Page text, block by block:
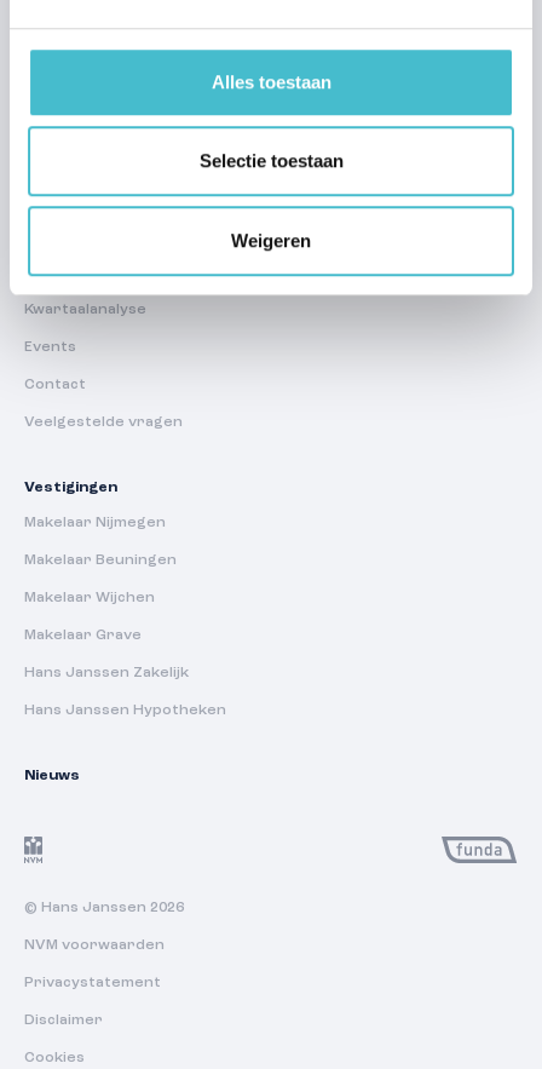
Alles toestaan
Selectie toestaan
Weigeren
Team
Reviews
Word ambassadeur van Hans
Nieuws
Kwartaalanalyse
Events
Contact
Veelgestelde vragen
Vestigingen
Makelaar Nijmegen
Makelaar Beuningen
Makelaar Wijchen
Makelaar Grave
Hans Janssen Zakelijk
Hans Janssen Hypotheken
Nieuws
© Hans Janssen 2026
NVM voorwaarden
Privacystatement
Disclaimer
Cookies